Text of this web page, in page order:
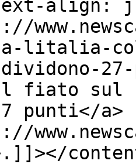
align:
litalia-
27-
fiato sul
punti</a>